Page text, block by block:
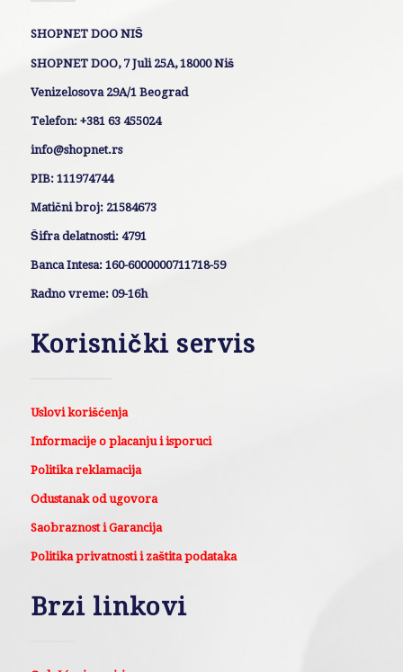
SHOPNET DOO NIŠ
SHOPNET DOO, 7 Juli 25A, 18000 Niš
Venizelosova 29A/1 Beograd
Telefon: +381 63 455024
info@shopnet.rs
PIB: 111974744
Matični broj: 21584673
Šifra delatnosti: 4791
Banca Intesa: 160-6000000711718-59
Radno vreme: 09-16h
Korisnički servis
Uslovi korišćenja
Informacije o placanju i isporuci
Politika reklamacija
Odustanak od ugovora
Saobraznost i Garancija
Politika privatnosti i zaštita podataka
Brzi linkovi